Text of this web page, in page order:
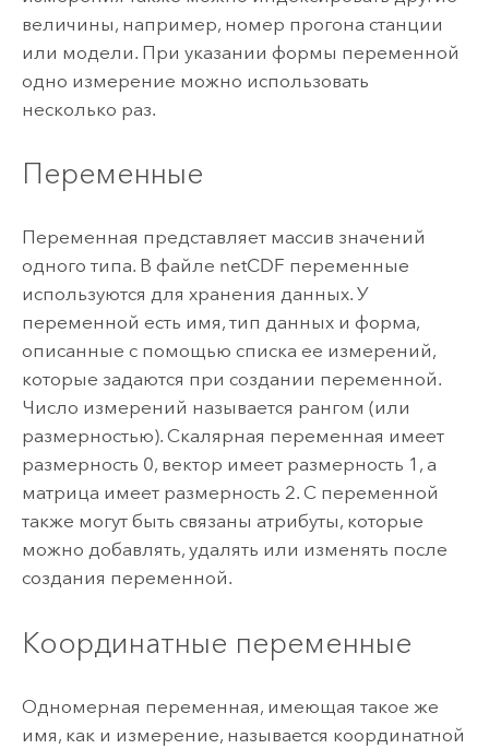
величины, например, номер прогона станции
или модели. При указании формы переменной
одно измерение можно использовать
несколько раз.
Переменные
Переменная представляет массив значений
одного типа. В файле netCDF переменные
используются для хранения данных. У
переменной есть имя, тип данных и форма,
описанные с помощью списка ее измерений,
которые задаются при создании переменной.
Число измерений называется рангом (или
размерностью). Скалярная переменная имеет
размерность 0, вектор имеет размерность 1, а
матрица имеет размерность 2. С переменной
также могут быть связаны атрибуты, которые
можно добавлять, удалять или изменять после
создания переменной.
Координатные переменные
Одномерная переменная, имеющая такое же
имя, как и измерение, называется координатной